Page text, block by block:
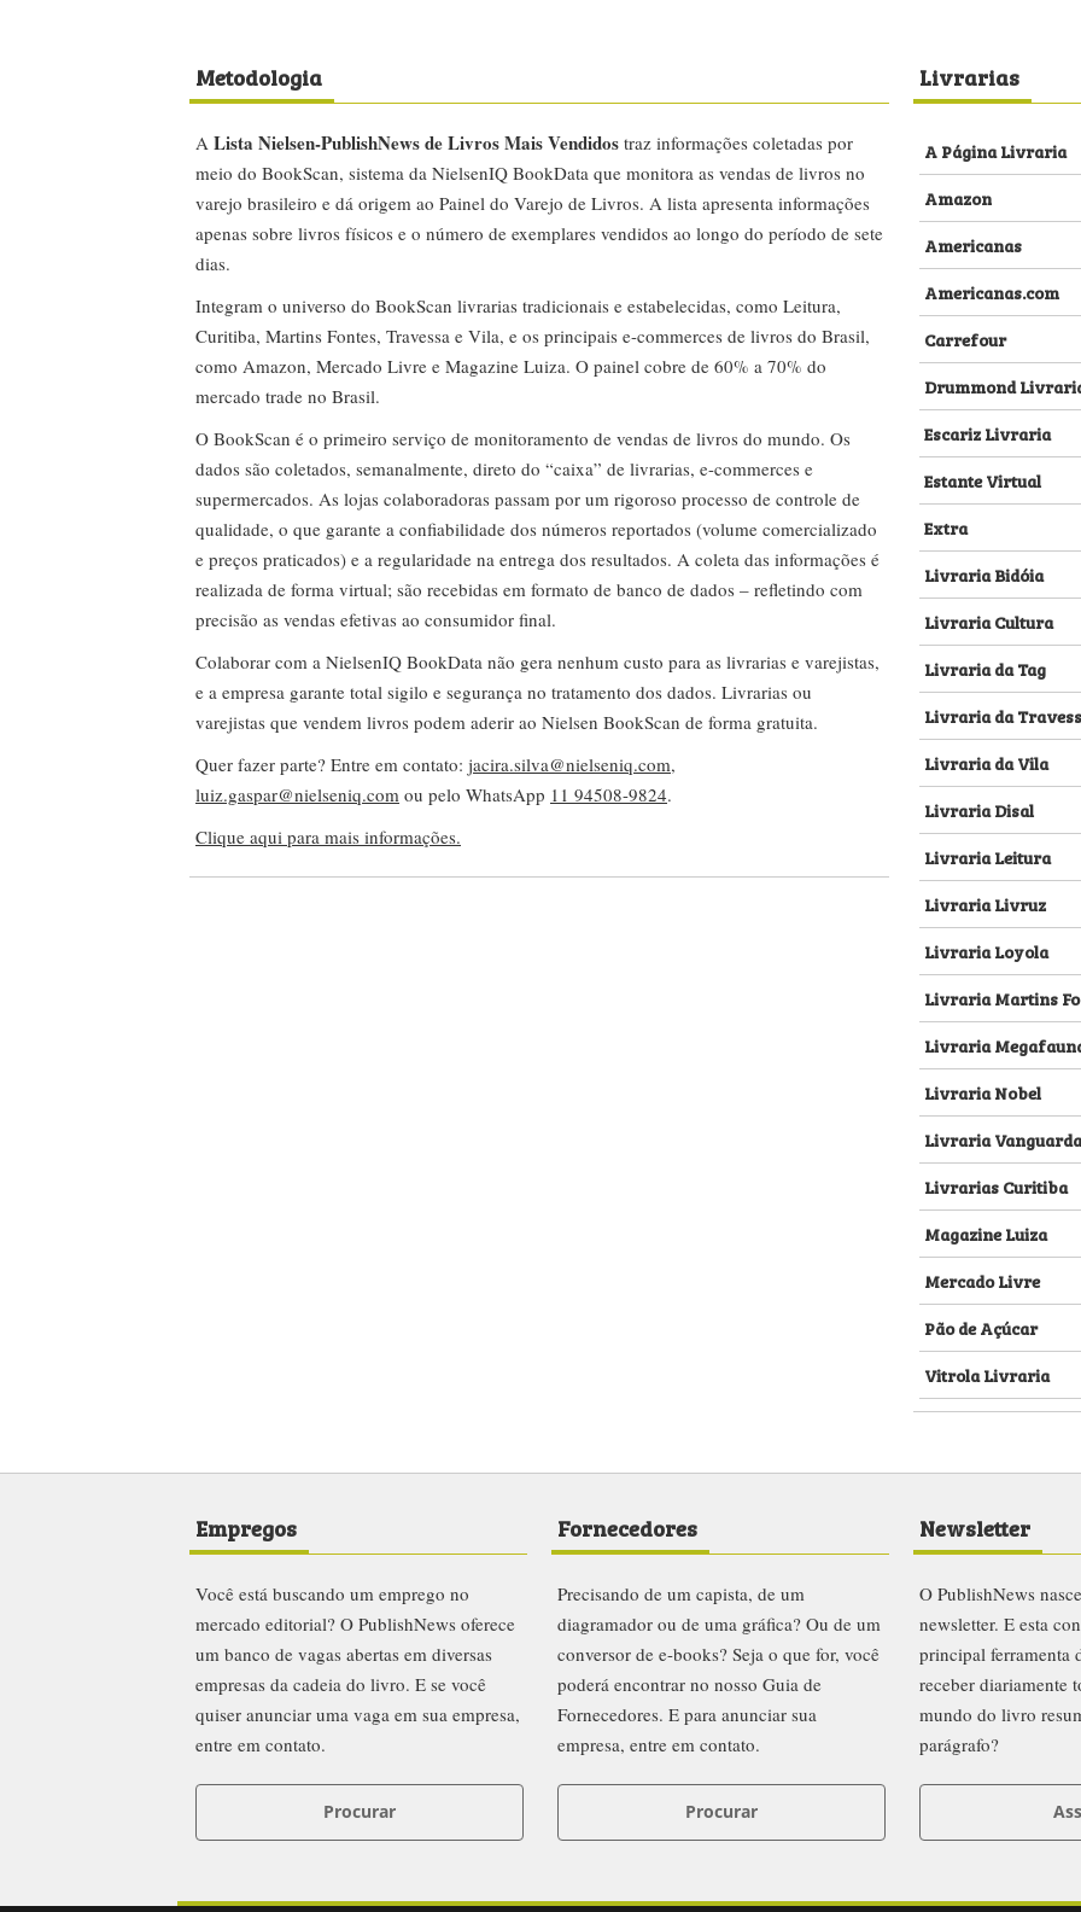
Metodologia
A Lista Nielsen-PublishNews de Livros Mais Vendidos traz informações coletadas por
meio do BookScan, sistema da NielsenIQ BookData que monitora as vendas de livros no
varejo brasileiro e dá origem ao Painel do Varejo de Livros. A lista apresenta informações
apenas sobre livros físicos e o número de exemplares vendidos ao longo do período de sete
dias.
Integram o universo do BookScan livrarias tradicionais e estabelecidas, como Leitura,
Curitiba, Martins Fontes, Travessa e Vila, e os principais e-commerces de livros do Brasil,
como Amazon, Mercado Livre e Magazine Luiza. O painel cobre de 60% a 70% do
mercado trade no Brasil.
O BookScan é o primeiro serviço de monitoramento de vendas de livros do mundo. Os
dados são coletados, semanalmente, direto do “caixa” de livrarias, e-commerces e
supermercados. As lojas colaboradoras passam por um rigoroso processo de controle de
qualidade, o que garante a confiabilidade dos números reportados (volume comercializado
e preços praticados) e a regularidade na entrega dos resultados. A coleta das informações é
realizada de forma virtual; são recebidas em formato de banco de dados – refletindo com
precisão as vendas efetivas ao consumidor final.
Colaborar com a NielsenIQ BookData não gera nenhum custo para as livrarias e varejistas,
e a empresa garante total sigilo e segurança no tratamento dos dados. Livrarias ou
varejistas que vendem livros podem aderir ao Nielsen BookScan de forma gratuita.
Quer fazer parte? Entre em contato: jacira.silva@nielseniq.com,
luiz.gaspar@nielseniq.com ou pelo WhatsApp 11 94508-9824.
Clique aqui para mais informações.
Livrarias
A Página Livraria
Amazon
Americanas
Americanas.com
Carrefour
Drummond
Escariz Livraria
Estante Virtual
Extra
Livraria Bidóia
Livraria Cultura
Livraria da Tag
Livraria da
Livraria da Vila
Livraria Disal
Livraria Leitura
Livraria Livruz
Livraria Loyola
Livraria Martins
Livraria
Livraria Nobel
Livraria Vanguarda
Livrarias Curitiba
Magazine Luiza
Mercado Livre
Pão de Açúcar
Vitrola Livraria
Empregos
Você está buscando um emprego no
mercado editorial? O PublishNews oferece
um banco de vagas abertas em diversas
empresas da cadeia do livro. E se você
quiser anunciar uma vaga em sua empresa,
entre em contato.
Procurar
Fornecedores
Precisando de um capista, de um
diagramador ou de uma gráfica? Ou de um
conversor de e-books? Seja o que for, você
poderá encontrar no nosso Guia de
Fornecedores. E para anunciar sua
empresa, entre em contato.
Procurar
Newsletter
O PublishNews
newsletter. E esta
principal ferramenta
receber diariamente
mundo do livro
parágrafo?